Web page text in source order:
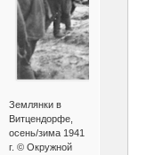
Землянки в
Витцендорфе,
осень/зима 1941
г. © Окружной